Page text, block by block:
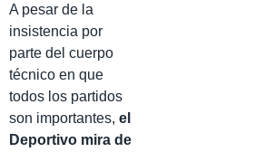
A pesar de la
insistencia por
parte del cuerpo
técnico en que
todos los partidos
son importantes, el
Deportivo mira de